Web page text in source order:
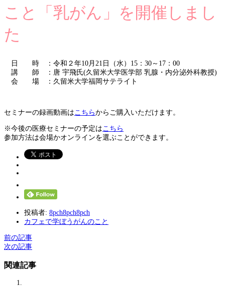
こと「乳がん」を開催しまし
た
日 時
：令和２年10月21日（水）15：30～17：00
講 師
：唐 宇飛氏(久留米大学医学部 乳腺・内分泌外科教授)
会 場
：久留米大学福岡サテライト
セミナーの録画動画はこちらからご購入いただけます。
※今後の医療セミナーの予定はこちら
参加方法は会場かオンラインを選ぶことができます。
投稿者: 8pch8pch8pch
カフェで学ぼうがんのこと
前の記事
次の記事
関連記事